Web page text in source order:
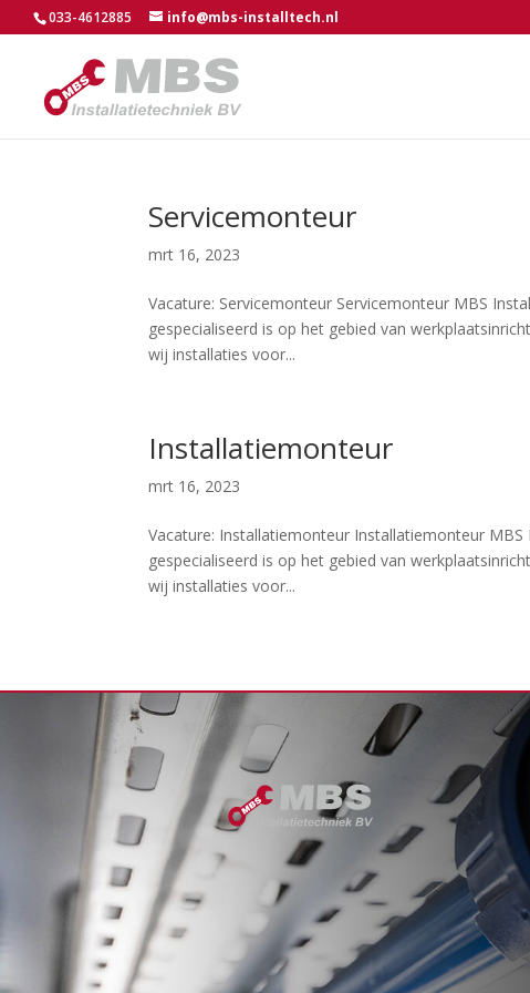
033-4612885 info@mbs-installtech.nl
Servicemonteur
mrt 16, 2023
Vacature: Servicemonteur Servicemonteur MBS
gespecialiseerd is op het gebied van
wij installaties voor...
Installatiemonteur
mrt 16, 2023
Vacature: Installatiemonteur Installatiemonteur
gespecialiseerd is op het gebied van
wij installaties voor...